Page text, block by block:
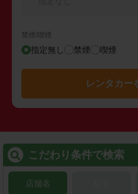
禁煙/喫煙
指定無し 禁煙 喫煙
レンタカー
こだわり条件で検索
店舗名